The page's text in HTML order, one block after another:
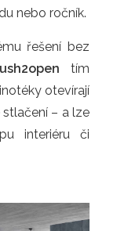
nebo ročník.
řešení bez
tím
otevírají
– a lze
interiéru či